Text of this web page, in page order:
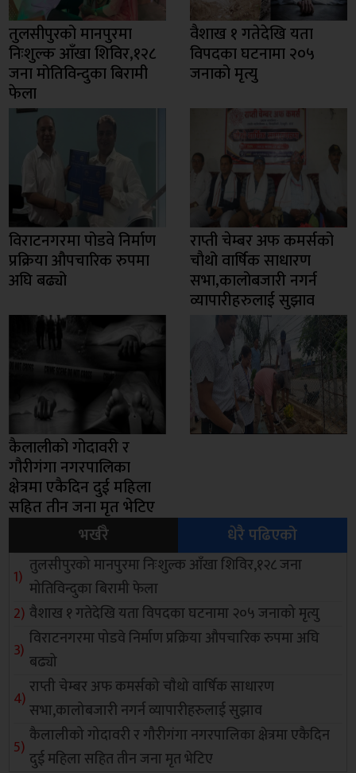
तुलसीपुरको मानपुरमा
निःशुल्क आँखा शिविर,१२८
जना मोतिविन्दुका बिरामी
फेला
वैशाख १ गतेदेखि यता
विपदका घटनामा २०५
जनाको मृत्यु
विराटनगरमा पोडवे निर्माण
प्रक्रिया औपचारिक रुपमा
अघि बढ्यो
राप्ती चेम्बर अफ कमर्सको
चाैथो वार्षिक साधारण
सभा,कालोबजारी नगर्न
व्यापारीहरुलाई सुझाव
कैलालीको गोदावरी र
गौरीगंगा नगरपालिका
क्षेत्रमा एकैदिन दुई महिला
सहित तीन जना मृत भेटिए
भर्खरै
धेरै पढिएको
तुलसीपुरको मानपुरमा निःशुल्क आँखा शिविर,१२८ जना
मोतिविन्दुका बिरामी फेला
वैशाख १ गतेदेखि यता विपदका घटनामा २०५ जनाको मृत्यु
विराटनगरमा पोडवे निर्माण प्रक्रिया औपचारिक रुपमा अघि
बढ्यो
राप्ती चेम्बर अफ कमर्सको चाैथो वार्षिक साधारण
सभा,कालोबजारी नगर्न व्यापारीहरुलाई सुझाव
कैलालीको गोदावरी र गौरीगंगा नगरपालिका क्षेत्रमा एकैदिन
दुई महिला सहित तीन जना मृत भेटिए